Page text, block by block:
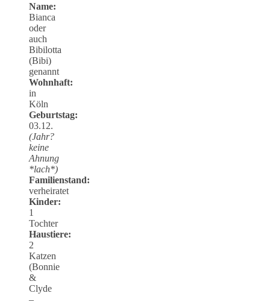
Name:
Bianca
oder
auch
Bibilotta
(Bibi)
genannt
Wohnhaft:
in
Köln
Geburtstag:
03.12.
(Jahr?
keine
Ahnung
*lach*)
Familienstand:
verheiratet
Kinder:
1
Tochter
Haustiere:
2
Katzen
(Bonnie
&
Clyde
–